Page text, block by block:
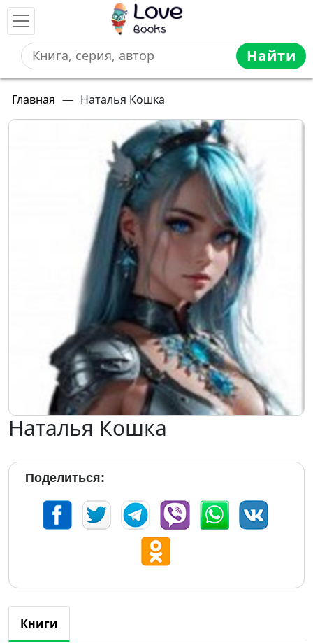
Найти
Главная — Наталья Кошка
Наталья Кошка
Поделиться:
Книги